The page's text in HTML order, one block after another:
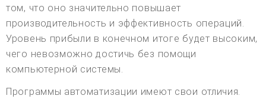
том, что оно значительно повышает
производительность и эффективность операций.
Уровень прибыли в конечном итоге будет высоким,
чего невозможно достичь без помощи
компьютерной системы.
Программы автоматизации имеют свои отличия.